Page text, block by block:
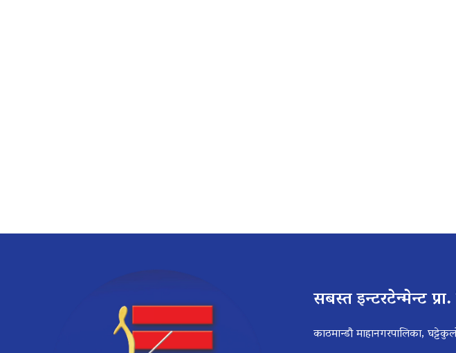
सबस्त इन्टरटेन्मेन्ट
काठमान्डौ माहानगरपालिका,